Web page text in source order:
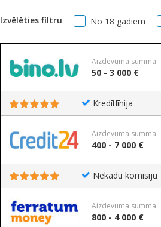
Izvēlēties filtru No 18 gadiem
Aizdevuma summa
50 - 3 000 €
Kredītlīnija
Aizdevuma summa
400 - 7 000 €
Nekādu komisiju
Aizdevuma summa
800 - 4 000 €